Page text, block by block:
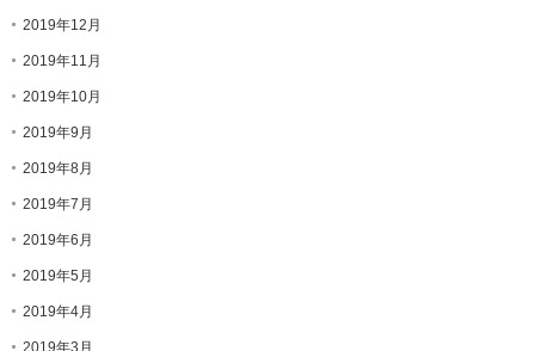
2019年12月
2019年11月
2019年10月
2019年9月
2019年8月
2019年7月
2019年6月
2019年5月
2019年4月
2019年3月